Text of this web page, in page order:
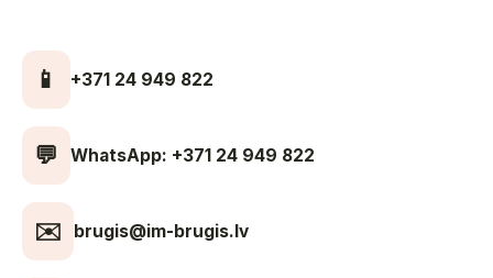
📱 +371 24 949 822
💬 WhatsApp: +371 24 949 822
✉️ brugis@im-brugis.lv